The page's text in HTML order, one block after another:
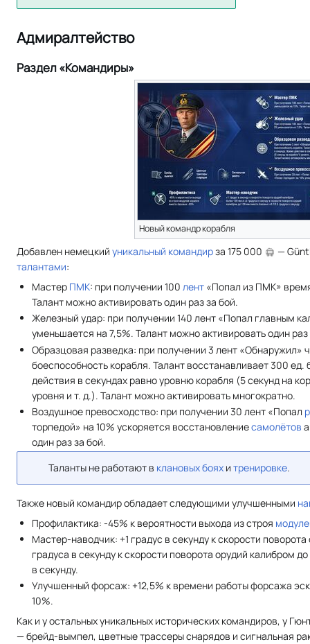
Адмиралтейство
Раздел «Командиры»
Новый командр корабля
Добавлен немецкий уникальный командирза 175 000
—
талантами:
Мастер ПМК: при получении 100лент «Попал из ПМК»
Талант можно активировать один раз за бой.
Железный удар: при получении 140 лент «Попал главным
уменьшается на 7,5%. Талант можно активировать один раз
Образцовая разведка: при получении 3 лент «Обнаружил»
боеспособность корабля. Талант восстанавливает 300
действия в секундах равно уровню корабля (5 секунд на
уровня и т. д.). Талант можно активировать многократно.
Воздушное превосходство: при получении 30 лент «Попал
торпедой» на 10% ускоряется восстановлениесамолётов
один раз за бой.
Таланты не работают в клановых боях итренировке.
Также новый командир обладает следующими улучшенными
Профилактика: -45% к вероятности выхода из строя
Мастер-наводчик: +1 градус в секунду к скорости
градуса в секунду к скорости поворота орудий калибром
в секунду.
Улучшенный форсаж: +12,5% к времени работы форсажа
10%.
Как и у остальных уникальных исторических командиров, у
— брейд-вымпел, цветные трассеры снарядов и сигнальная